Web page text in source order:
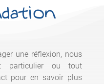
une réflexion, nous
particulier ou tout
pour en savoir plus